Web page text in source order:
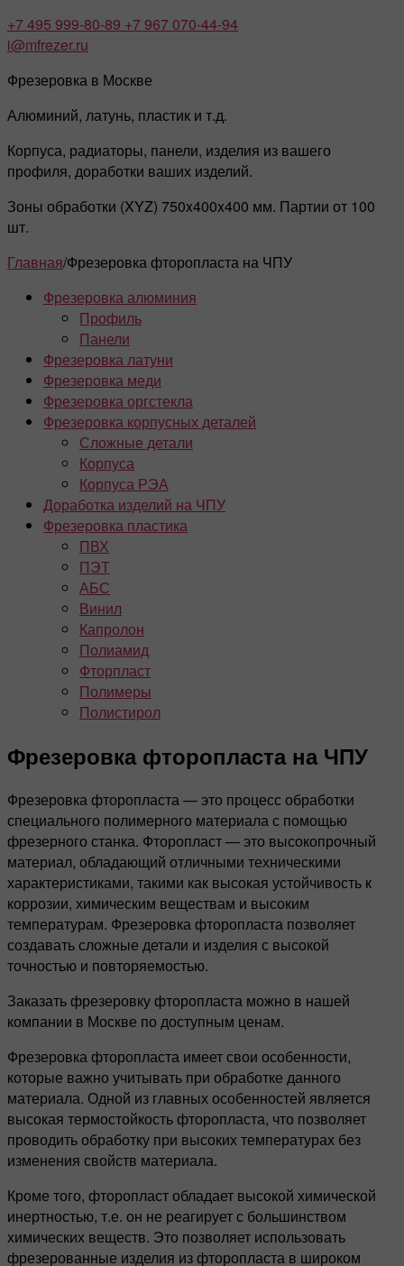
+7 495 999-80-89 +7 967 070-44-94
i@mfrezer.ru
Фрезеровка в Москве
Алюминий, латунь, пластик и т.д.
Корпуса, радиаторы, панели, изделия из вашего
профиля, доработки ваших изделий.
Зоны обработки (XYZ) 750x400x400 мм. Партии от 100
шт.
Главная/Фрезеровка фторопласта на ЧПУ
Фрезеровка алюминия
Профиль
Панели
Фрезеровка латуни
Фрезеровка меди
Фрезеровка оргстекла
Фрезеровка корпусных деталей
Сложные детали
Корпуса
Корпуса РЭА
Доработка изделий на ЧПУ
Фрезеровка пластика
ПВХ
ПЭТ
АБС
Винил
Капролон
Полиамид
Фторпласт
Полимеры
Полистирол
Фрезеровка фторопласта на ЧПУ
Фрезеровка фторопласта — это процесс обработки
специального полимерного материала с помощью
фрезерного станка. Фторопласт — это высокопрочный
материал, обладающий отличными техническими
характеристиками, такими как высокая устойчивость к
коррозии, химическим веществам и высоким
температурам. Фрезеровка фторопласта позволяет
создавать сложные детали и изделия с высокой
точностью и повторяемостью.
Заказать фрезеровку фторопласта можно в нашей
компании в Москве по доступным ценам.
Фрезеровка фторопласта имеет свои особенности,
которые важно учитывать при обработке данного
материала. Одной из главных особенностей является
высокая термостойкость фторопласта, что позволяет
проводить обработку при высоких температурах без
изменения свойств материала.
Кроме того, фторопласт обладает высокой химической
инертностью, т.е. он не реагирует с большинством
химических веществ. Это позволяет использовать
фрезерованные изделия из фторопласта в широком